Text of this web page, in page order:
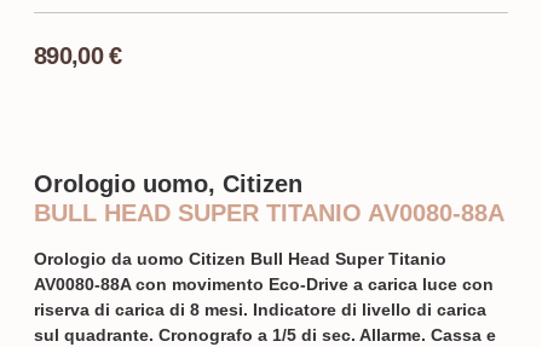
890,00€
Orologio uomo, Citizen
BULL HEAD SUPER TITANIO AV0080-88A
Orologio da uomo Citizen Bull Head Super Titanio
AV0080-88A con movimento Eco-Drive a carica luce con
riserva di carica di 8 mesi. Indicatore di livello di carica
sul quadrante. Cronografo a 1/5 di sec. Allarme. Cassa e